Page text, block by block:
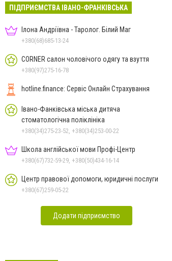
ПІДПРИЄМСТВА ІВАНО-ФРАНКІВСЬКА
Ілона Андріївна - Таролог. Білий Маг
+380(68)685-13-24
CORNER салон чоловічого одягу та взуття
+380(97)275-16-78
hotline.finance: Сервіс Онлайн Страхування
Івано-Фанківська міська дитяча
стоматологічна поліклініка
+380(34)275-23-52, +380(34)253-00-22
Школа англійської мови Профі-Центр
+380(67)732-59-29, +380(50)434-16-14
Центр правової допомоги, юридичні послуги
+380(67)259-05-22
Додати підприємство